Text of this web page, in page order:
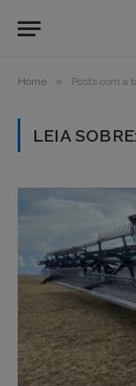
Home » Posts com a
LEIA SOBRE: